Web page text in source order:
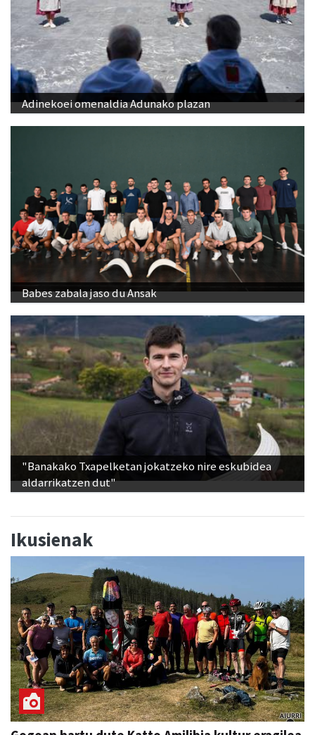
Adinekoei omenaldia Adunako plazan
Babes zabala jaso du Ansak
"Banakako Txapelketan jokatzeko nire eskubidea
aldarrikatzen dut"
Ikusienak